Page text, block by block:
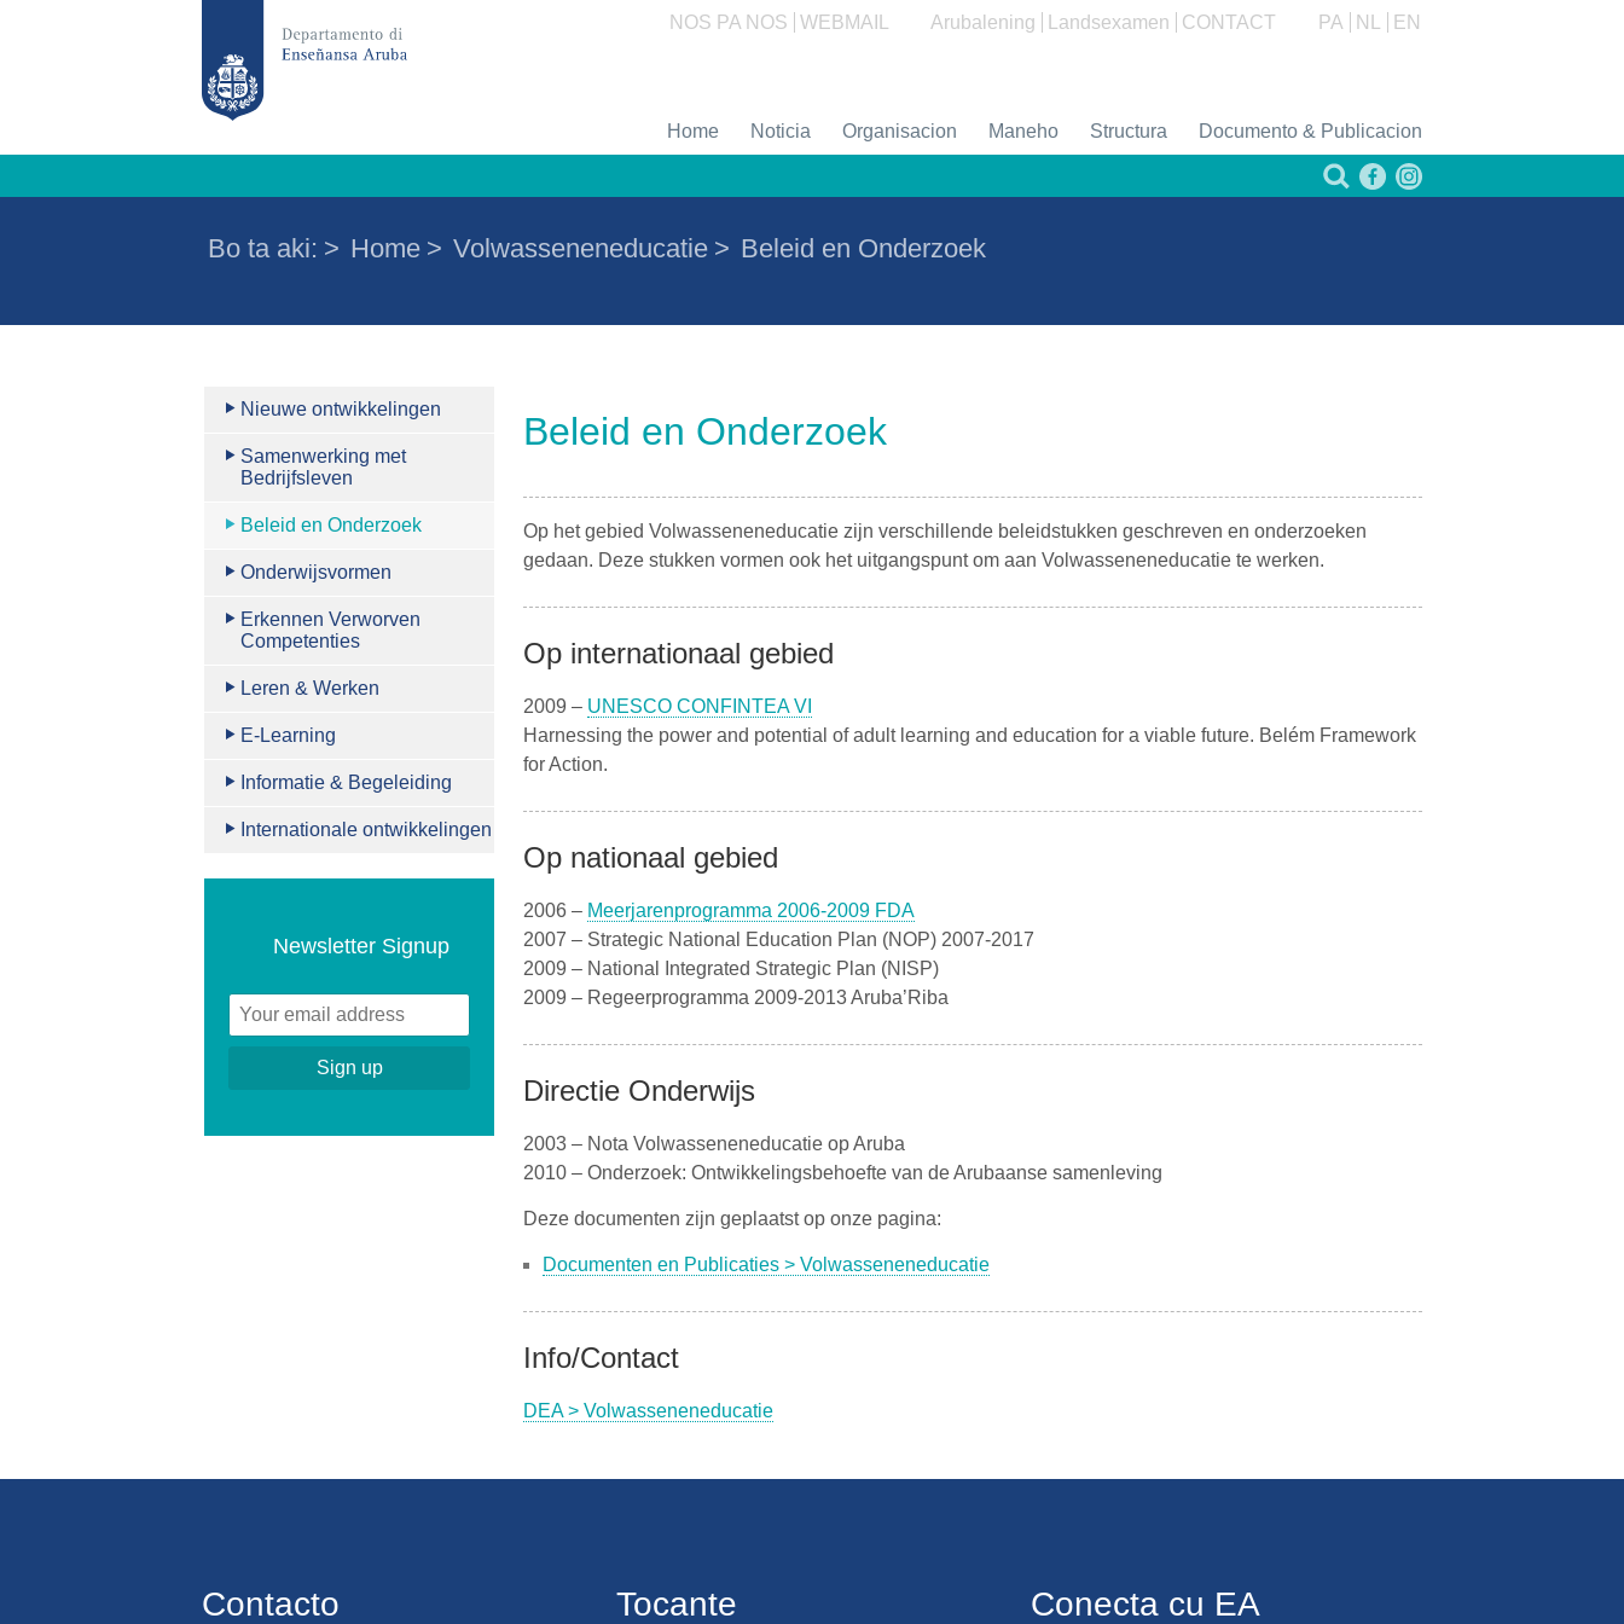
NOS PA NOS WEBMAIL Arubalening Landsexamen CONTACT PA NL EN
Home Noticia Organisacion Maneho Structura Documento & Publicacion
Bo ta aki: > Home > Volwasseneneducatie > Beleid en Onderzoek
Beleid en Onderzoek
Op het gebied Volwasseneneducatie zijn verschillende beleidstukken geschreven en onderzoeken
gedaan. Deze stukken vormen ook het uitgangspunt om aan Volwasseneneducatie te werken.
Op internationaal gebied
2009 – UNESCO CONFINTEA VI
Harnessing the power and potential of adult learning and education for a viable future. Belém Framework
for Action.
Op nationaal gebied
2006 – Meerjarenprogramma 2006-2009 FDA
2007 – Strategic National Education Plan (NOP) 2007-2017
2009 – National Integrated Strategic Plan (NISP)
2009 – Regeerprogramma 2009-2013 Aruba’Riba
Directie Onderwijs
2003 – Nota Volwasseneneducatie op Aruba
2010 – Onderzoek: Ontwikkelingsbehoefte van de Arubaanse samenleving
Deze documenten zijn geplaatst op onze pagina:
Documenten en Publicaties > Volwasseneneducatie
Info/Contact
DEA > Volwasseneneducatie
Nieuwe ontwikkelingen
Samenwerking met
Bedrijfsleven
Beleid en Onderzoek
Onderwijsvormen
Erkennen Verworven
Competenties
Leren & Werken
E-Learning
Informatie & Begeleiding
Internationale ontwikkelingen
Newsletter Signup
Contacto Tocante Conecta cu EA